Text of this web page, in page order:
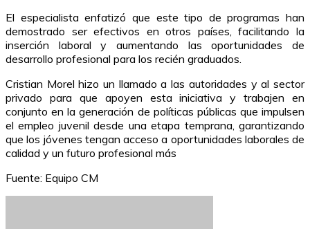
El especialista enfatizó que este tipo de programas han
demostrado ser efectivos en otros países, facilitando la
inserción laboral y aumentando las oportunidades de
desarrollo profesional para los recién graduados.
Cristian Morel hizo un llamado a las autoridades y al sector
privado para que apoyen esta iniciativa y trabajen en
conjunto en la generación de políticas públicas que impulsen
el empleo juvenil desde una etapa temprana, garantizando
que los jóvenes tengan acceso a oportunidades laborales de
calidad y un futuro profesional más
Fuente: Equipo CM